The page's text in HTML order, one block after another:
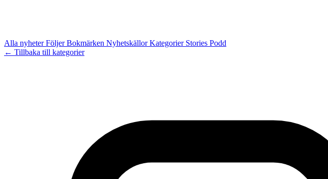
Alla nyheterFöljerBokmärken NyhetskällorKategorier Stories Podd
← Tillbaka till kategorier